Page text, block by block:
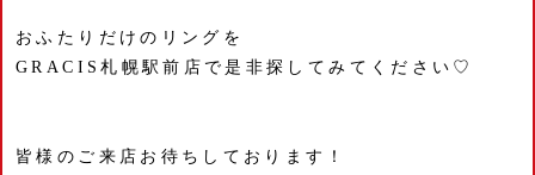
おふたりだけのリングを
GRACIS札幌駅前店で是非探してみてください♡
皆様のご来店お待ちしております！